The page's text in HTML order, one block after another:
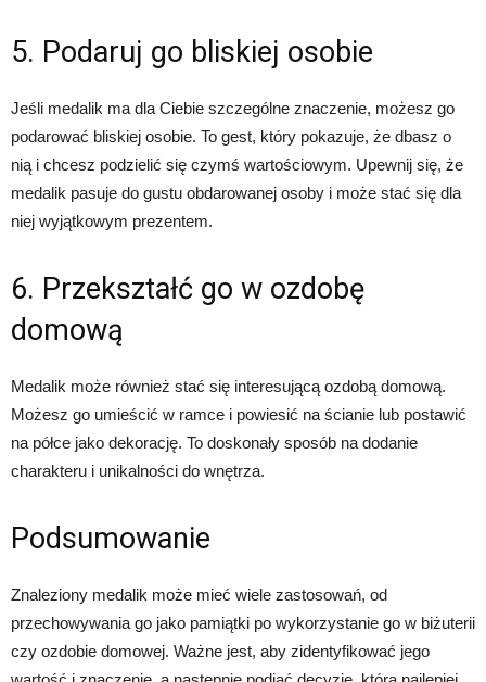
5. Podaruj go bliskiej osobie
Jeśli medalik ma dla Ciebie szczególne znaczenie, możesz go
podarować bliskiej osobie. To gest, który pokazuje, że dbasz o
nią i chcesz podzielić się czymś wartościowym. Upewnij się, że
medalik pasuje do gustu obdarowanej osoby i może stać się dla
niej wyjątkowym prezentem.
6. Przekształć go w ozdobę
domową
Medalik może również stać się interesującą ozdobą domową.
Możesz go umieścić w ramce i powiesić na ścianie lub postawić
na półce jako dekorację. To doskonały sposób na dodanie
charakteru i unikalności do wnętrza.
Podsumowanie
Znaleziony medalik może mieć wiele zastosowań, od
przechowywania go jako pamiątki po wykorzystanie go w biżuterii
czy ozdobie domowej. Ważne jest, aby zidentyfikować jego